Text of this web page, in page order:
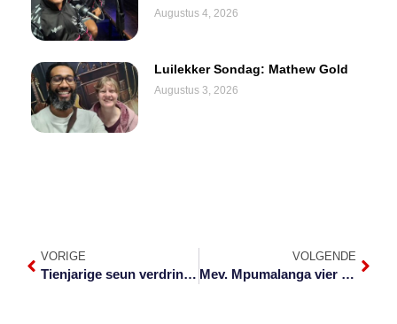
Augustus 4, 2026
Luilekker Sondag: Mathew Gold
Augustus 3, 2026
VORIGE
Tienjarige seun verdrink in Kwena-dam
VOLGENDE
Mev. Mpumalanga vier 10de jaar